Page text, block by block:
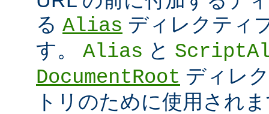
る Alias ディレクティ
す。 Alias と
DocumentRoot ディレ
トリのために使用され